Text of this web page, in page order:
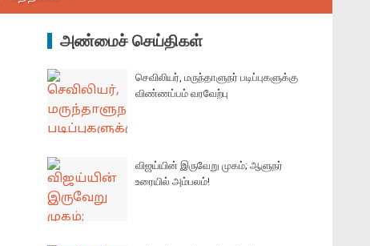
அண்மைச் செய்திகள்
செவிலியர், மருந்தாளுநர் படிப்புகளுக்கு
விண்ணப்பம் வரவேற்பு
விஜய்யின் இருவேறு முகம்; ஆளுநர்
உரையில் அம்பலம்!